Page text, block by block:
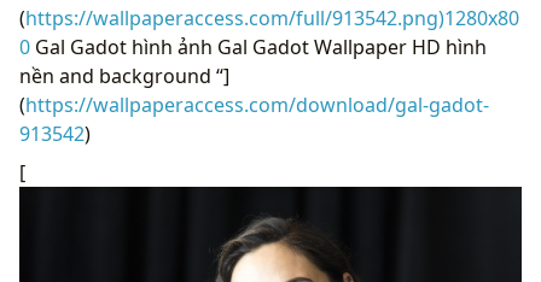
(https://wallpaperaccess.com/full/913542.png)1280x80
0 Gal Gadot hình ảnh Gal Gadot Wallpaper HD hình
nền and background “]
(https://wallpaperaccess.com/download/gal-gadot-
913542)
[